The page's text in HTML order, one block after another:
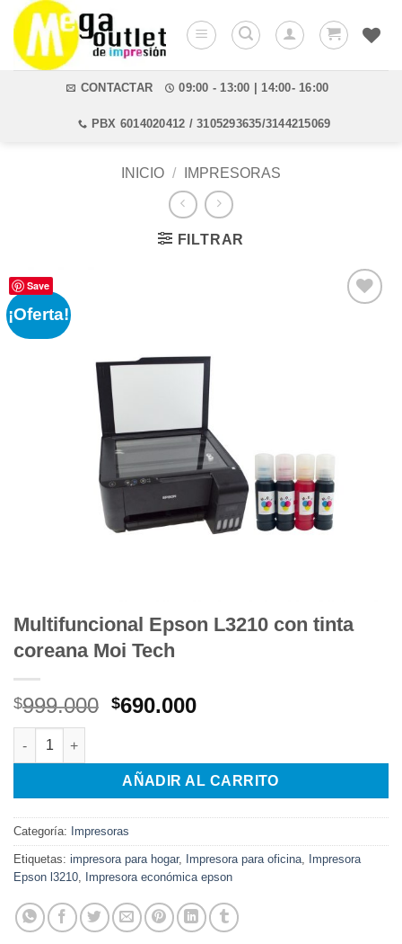
Saltar
contenido
CONTACTAR 09:00 - 13:00 | 14:00- 16:00
PBX 6014020412 / 3105293635/3144215069
INICIO / IMPRESORAS
FILTRAR
Save
¡Oferta!
Multifuncional Epson L3210 con tinta
coreana Moi Tech
$999.000 El
era:
$999.000.
$690.000El
es:
$690.000.
Multifuncional Epson L3210 con tinta coreana Moi Tech
AÑADIR AL CARRITO
Categoría: Impresoras
Etiquetas: impresora para hogar, Impresora para oficina, Impresora
Epson l3210, Impresora económica epson